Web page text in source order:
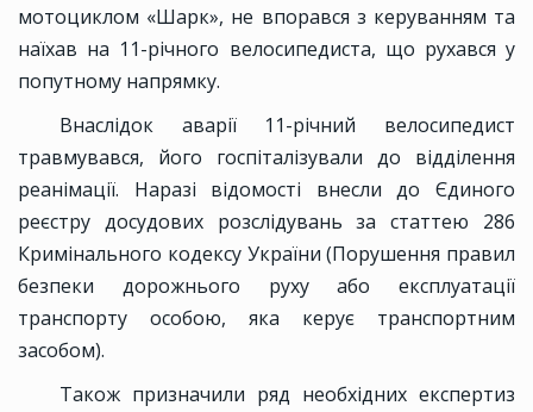
мотоциклом «Шарк», не впорався з керуванням та
наїхав на 11-річного велосипедиста, що рухався у
попутному напрямку.
Внаслідок аварії 11-річний велосипедист
травмувався, його госпіталізували до відділення
реанімації. Наразі відомості внесли до Єдиного
реєстру досудових розслідувань за статтею 286
Кримінального кодексу України (Порушення правил
безпеки дорожнього руху або експлуатації
транспорту особою, яка керує транспортним
засобом).
Також призначили ряд необхідних експертиз